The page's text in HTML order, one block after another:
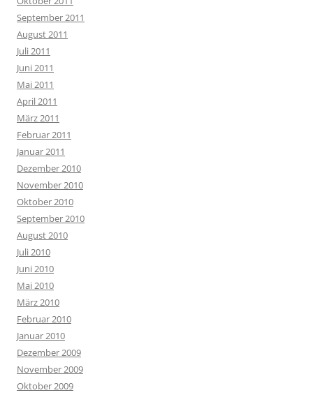
September 2011
August 2011
Juli 2011
Juni 2011
Mai 2011
April 2011
März 2011
Februar 2011
Januar 2011
Dezember 2010
November 2010
Oktober 2010
September 2010
August 2010
Juli 2010
Juni 2010
Mai 2010
März 2010
Februar 2010
Januar 2010
Dezember 2009
November 2009
Oktober 2009